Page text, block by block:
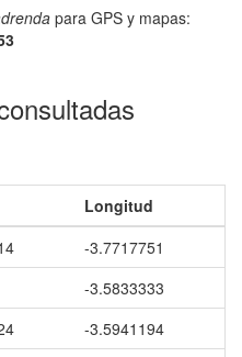
para GPS y mapas:
Longitud
-3.7717751
-3.5833333
-3.5941194